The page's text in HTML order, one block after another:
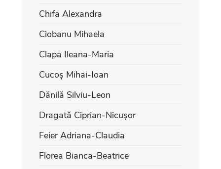
Chifa Alexandra
Ciobanu Mihaela
Clapa Ileana-Maria
Cucoș Mihai-Ioan
Dănilă Silviu-Leon
Dragată Ciprian-Nicușor
Feier Adriana-Claudia
Florea Bianca-Beatrice